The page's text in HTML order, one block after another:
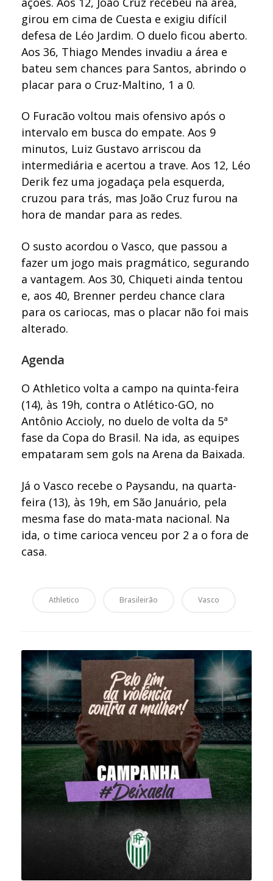
girou em cima de Cuesta e exigiu difícil
defesa de Léo Jardim. O duelo ficou aberto.
Aos 36, Thiago Mendes invadiu a área e
bateu sem chances para Santos, abrindo o
placar para o Cruz-Maltino, 1 a 0.
O Furacão voltou mais ofensivo após o
intervalo em busca do empate. Aos 9
minutos, Luiz Gustavo arriscou da
intermediária e acertou a trave. Aos 12, Léo
Derik fez uma jogadaça pela esquerda,
cruzou para trás, mas João Cruz furou na
hora de mandar para as redes.
O susto acordou o Vasco, que passou a
fazer um jogo mais pragmático, segurando
a vantagem. Aos 30, Chiqueti ainda tentou
e, aos 40, Brenner perdeu chance clara
para os cariocas, mas o placar não foi mais
alterado.
Agenda
O Athletico volta a campo na quinta-feira
(14), às 19h, contra o Atlético-GO, no
Antônio Accioly, no duelo de volta da 5ª
fase da Copa do Brasil. Na ida, as equipes
empataram sem gols na Arena da Baixada.
Já o Vasco recebe o Paysandu, na quarta-
feira (13), às 19h, em São Januário, pela
mesma fase do mata-mata nacional. Na
ida, o time carioca venceu por 2 a o fora de
casa.
Athletico Brasileirão Vasco